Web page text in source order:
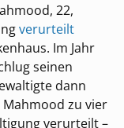
22,
verurteilt
Im Jahr
seinen
dann
zu vier
verurteilt –